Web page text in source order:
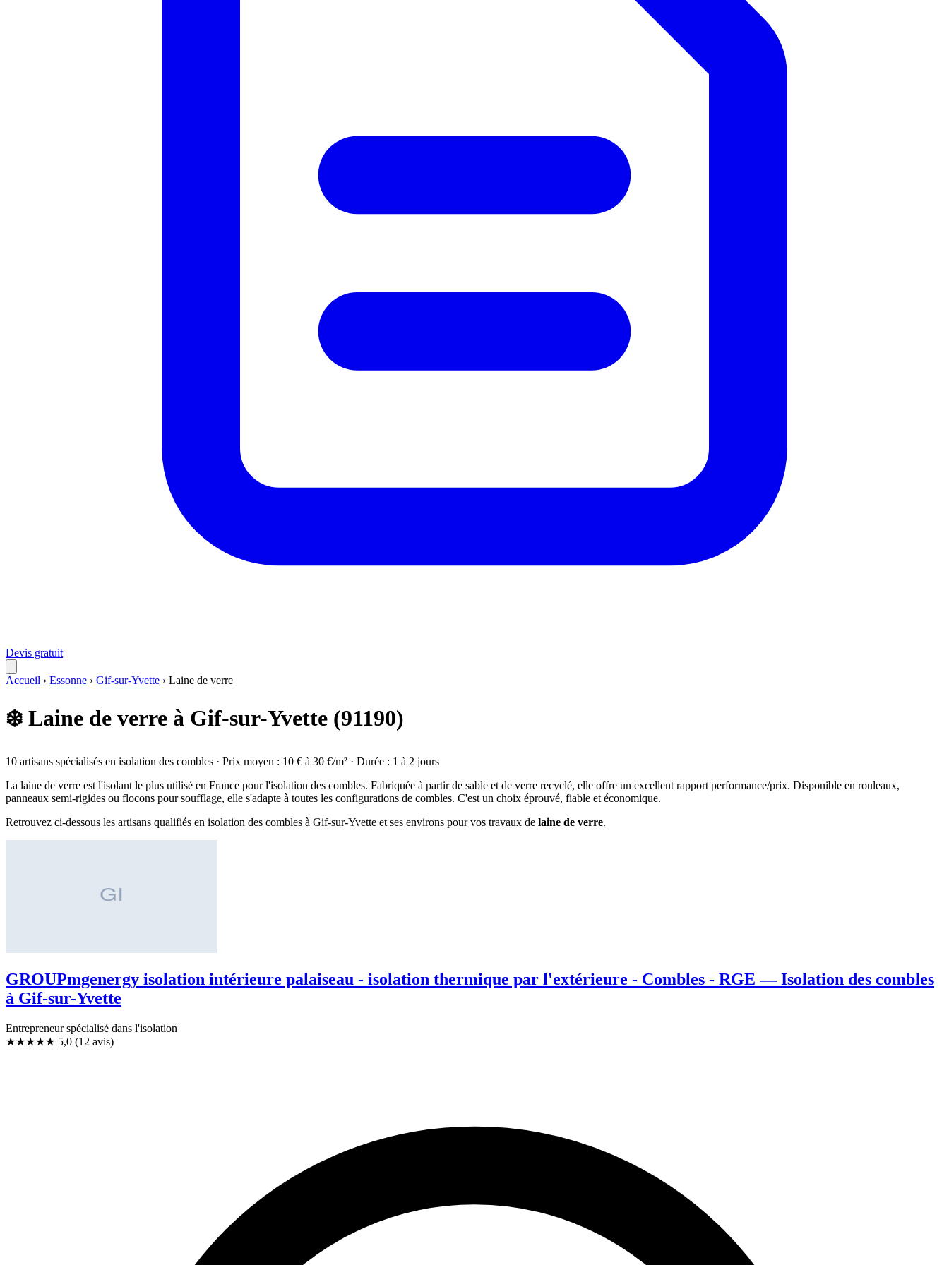
Devis gratuit
Accueil › Essonne › Gif-sur-Yvette › Laine de verre
❄️ Laine de verre à Gif-sur-Yvette (91190)
10 artisans spécialisés en isolation des combles · Prix moyen : 10 € à 30 €/m² · Durée : 1 à 2 jours
La laine de verre est l'isolant le plus utilisé en France pour l'isolation des combles. Fabriquée à partir de sable et de verre recyclé, elle offre un excellent rapport performance/prix. Disponible en rouleaux,
panneaux semi-rigides ou flocons pour soufflage, elle s'adapte à toutes les configurations de combles. C'est un choix éprouvé, fiable et économique.
Retrouvez ci-dessous les artisans qualifiés en isolation des combles à Gif-sur-Yvette et ses environs pour vos travaux de laine de verre.
GROUPmgenergy isolation intérieure palaiseau - isolation thermique par l'extérieure - Combles - RGE — Isolation des combles
à Gif-sur-Yvette
Entrepreneur spécialisé dans l'isolation
★★★★★ 5,0 (12 avis)